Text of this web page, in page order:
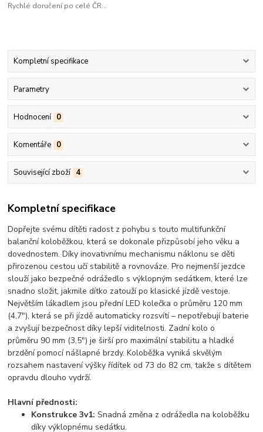
Rychlé doručení po celé ČR...
Kompletní specifikace
Parametry
Hodnocení 0
Komentáře 0
Související zboží 4
Kompletní specifikace
Dopřejte svému dítěti radost z pohybu s touto multifunkční
balanční koloběžkou, která se dokonale přizpůsobí jeho věku a
dovednostem. Díky inovativnímumechanismu náklonu se děti
přirozenou cestou učí stabilitě a rovnováze. Pro nejmenší jezdce
slouží jako bezpečnéodrážedlo s výklopným sedátkem, které lze
snadno složit, jakmile dítko zatouží po klasické jízdě vestoje.
Největším lákadlem jsoupřední LED kolečka o průměru 120 mm
(4,7"), která se při jízdě automaticky rozsvítí – nepotřebují baterie
a zvyšují bezpečnost díky lepší viditelnosti. Zadní kolo o
průměru 90 mm (3,5") je širší pro maximální stabilitu a hladké
brzdění pomocí nášlapné brzdy. Koloběžka vyniká skvělým
rozsahem nastavení výšky řídítek od 73 do 82 cm, takže s dítětem
opravdu dlouho vydrží.
Hlavní přednosti:
Konstrukce 3v1: Snadná změna z odrážedla na koloběžku
díky výklopnému sedátku.